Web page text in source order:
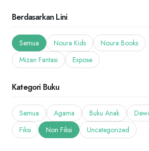
Berdasarkan Lini
Semua Noura Kids
Noura Books
Mizan Fantasi
Expose
Kategori Buku
Semua Agama Buku Anak
Fiksi
Non Fiksi Uncategorized